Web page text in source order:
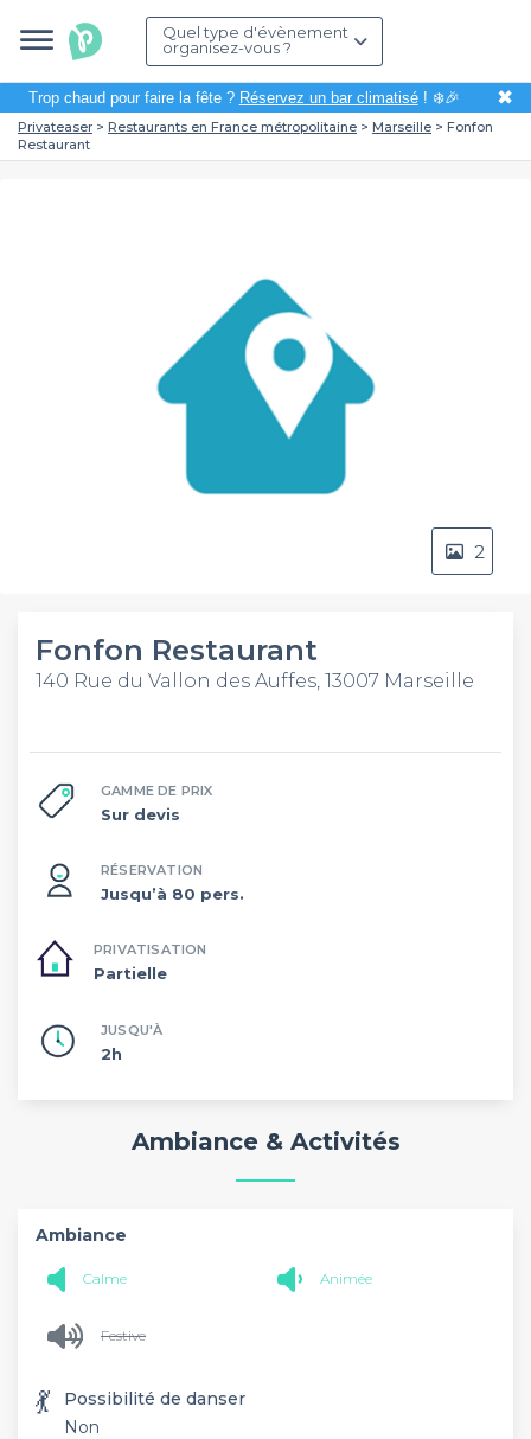
Quel type d'évènement
organisez-vous ?
Trop chaud pour faire la fête ? Réservez un bar climatisé! ❄️🎉 ✖
Privateaser Restaurants en France métropolitaine Marseille
Fonfon
Restaurant
2
Fonfon Restaurant
140 Rue du Vallon des Auffes, 13007 Marseille
GAMME DE PRIX
Sur devis
RÉSERVATION
Jusqu’à 80 pers.
PRIVATISATION
Partielle
JUSQU'À
2h
Ambiance & Activités
Ambiance
Calme Animée
Festive
💃
Possibilité de danser
Non